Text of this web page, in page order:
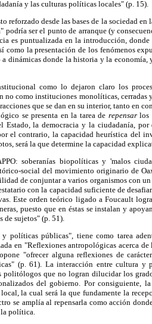
y las culturas políticas locales" (p. 15).
reforzado desde las bases de la sociedad
podría ser el punto de arranque (y
es puntualizada en la introducción,
la presentación de los fenómenos
dinámicas donde la historia y la
como lo dejaron claro los
como instituciones monolíticas, cerradas
que se dan en su interior, tanto en
se presenta en la tarea de repensarlos
Estado, la democracia y la ciudadanía,
el contrario, la capacidad heurística del
será la que determine la capacidad
soberanías biopolíticas y 'malos
social del movimiento originario de
de conjuntar a varios organismos con
con la capacidad suficiente de
Este orden teórico ligado a Foucault
puesto que en éstas se instalan y
de sujetos" (p. 51).
públicas", tiene como tarea
en "Reflexiones antropológicas acerca
"ofrecer alguna reflexiones de
(p. 61). La interacción entre cultura y
politólogos que no logran dilucidar los
del gobierno. Por consiguiente,
la cual será la que fundamente la
se amplía al repensarla como acción
política.